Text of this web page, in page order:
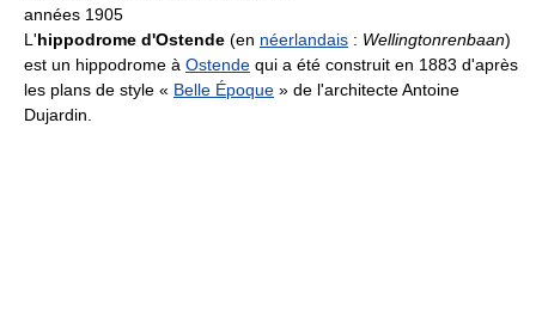
années 1905
L'hippodrome d'Ostende (en néerlandais : Wellingtonrenbaan)
est un hippodrome à Ostende qui a été construit en 1883 d'après
les plans de style « Belle Époque » de l'architecte Antoine
Dujardin.